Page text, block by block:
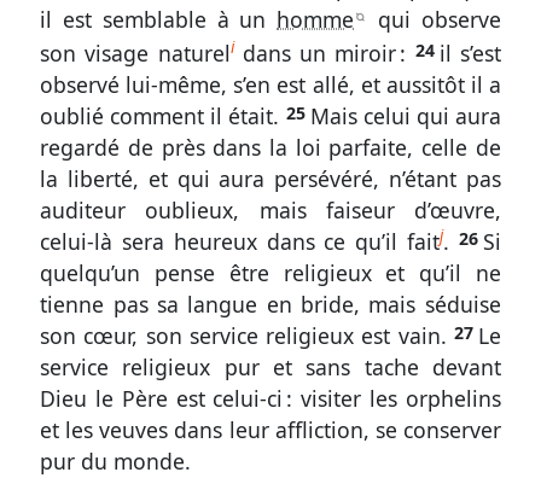
il est semblable à un homme B
qui observe
son visage naturelidans un miroir : 24 il s’est
observé lui-même, s’en est allé, et aussitôt il a
oublié comment il était. 25 Mais celui qui aura
regardé de près dans la loi parfaite, celle de
la liberté, et qui aura persévéré, n’étant pas
auditeur oublieux, mais faiseur d’œuvre,
celui-là sera heureux dans ce qu’il faitj. 26 Si
quelqu’un pense être religieux et qu’il ne
tienne pas sa langue en bride, mais séduise
son cœur, son service religieux est vain. 27 Le
service religieux pur et sans tache devant
Dieu le Père est celui-ci : visiter les orphelins
et les veuves dans leur affliction, se conserver
pur du monde.
Outils
généraux
Glossaire
Signes
&
Abréviations
Écarts
de
numérotation